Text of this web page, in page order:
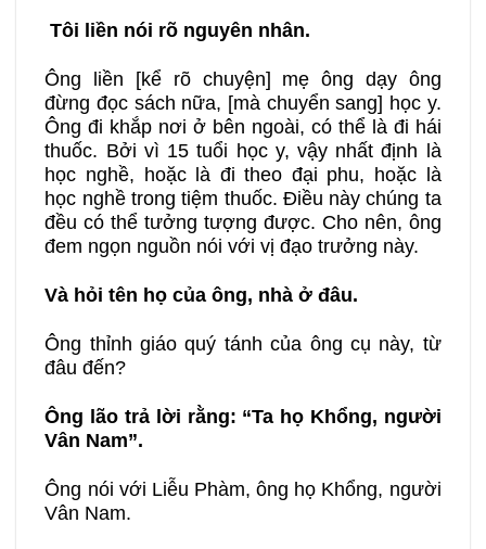
Tôi liền nói rõ nguyên nhân.
Ông liền [kể rõ chuyện] mẹ ông dạy ông
đừng đọc sách nữa, [mà chuyển sang] học y.
Ông đi khắp nơi ở bên ngoài, có thể là đi hái
thuốc. Bởi vì 15 tuổi học y, vậy nhất định là
học nghề, hoặc là đi theo đại phu, hoặc là
học nghề trong tiệm thuốc. Điều này chúng ta
đều có thể tưởng tượng được. Cho nên, ông
đem ngọn nguồn nói với vị đạo trưởng này.
Và hỏi tên họ của ông, nhà ở đâu.
Ông thỉnh giáo quý tánh của ông cụ này, từ
đâu đến?
Ông lão trả lời rằng: “Ta họ Khổng, người
Vân Nam”.
Ông nói với Liễu Phàm, ông họ Khổng, người
Vân Nam.